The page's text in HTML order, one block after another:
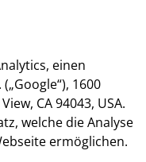
einen
1600
CA 94043, USA.
welche die Analyse
ermöglichen.